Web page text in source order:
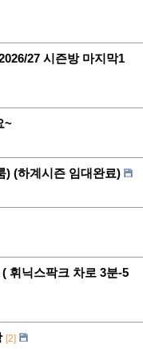
27 시즌방 마지막1
~
) (하계시즌 임대완료)
휘닉스팍크 차로 3분-5
[2]